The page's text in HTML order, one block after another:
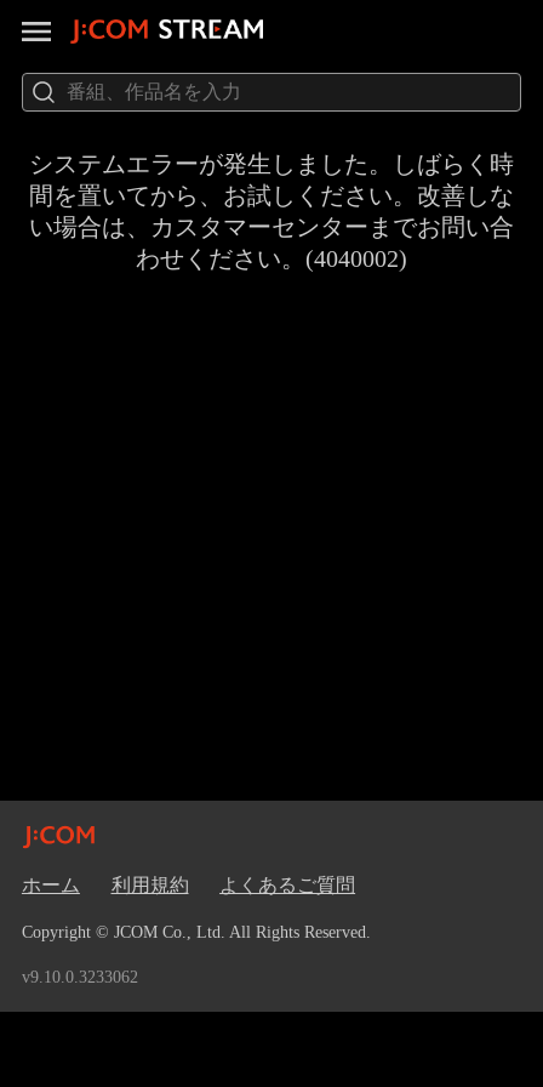
システムエラーが発生しました。しばらく時
間を置いてから、お試しください。改善しな
い場合は、カスタマーセンターまでお問い合
わせください。(4040002)
ホーム 利用規約 よくあるご質問
Copyright © JCOM Co., Ltd. All Rights Reserved.
v9.10.0.3233062